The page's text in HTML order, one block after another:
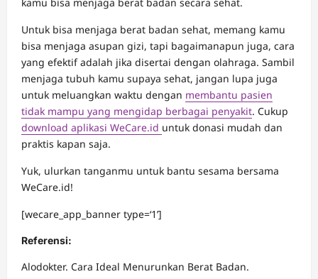
kamu bisa menjaga berat badan secara sehat.
Untuk bisa menjaga berat badan sehat, memang kamu
bisa menjaga asupan gizi, tapi bagaimanapun juga, cara
yang efektif adalah jika disertai dengan olahraga. Sambil
menjaga tubuh kamu supaya sehat, jangan lupa juga
untuk meluangkan waktu dengan membantu pasien
tidak mampu yang mengidap berbagai penyakit. Cukup
download aplikasi WeCare.id untuk donasi mudah dan
praktis kapan saja.
Yuk, ulurkan tanganmu untuk bantu sesama bersama
WeCare.id!
[wecare_app_banner type=‘1’]
Referensi:
Alodokter. Cara Ideal Menurunkan Berat Badan.